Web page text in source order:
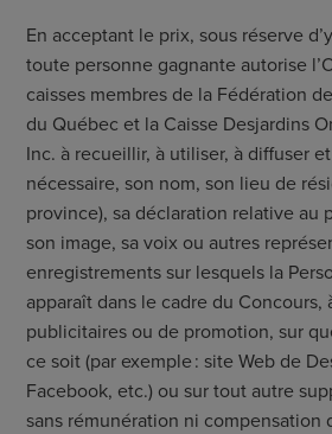
En acceptant le prix, sous réserve
toute personne gagnante autorise
caisses membres de la Fédération
du Québec et la Caisse Desjardins
Inc. à recueillir, à utiliser, à diffuser
nécessaire, son nom, son lieu de
province), sa déclaration relative au
son image, sa voix ou autres
enregistrements sur lesquels la
apparaît dans le cadre du Concours,
publicitaires ou de promotion, sur
ce soit (par exemple : site Web de
Facebook, etc.) ou sur tout autre
sans rémunération ni compensation